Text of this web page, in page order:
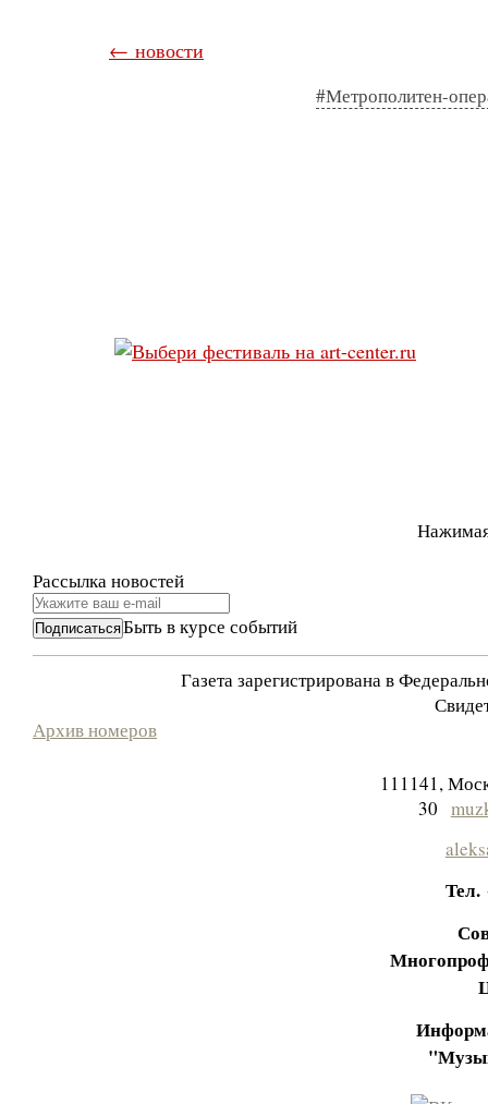
← новости
#Метрополитен-
Рассылка новостей
Быть в курсе событий
Газета зарегистрирована в
Архив номеров
111141,
30
Тел.